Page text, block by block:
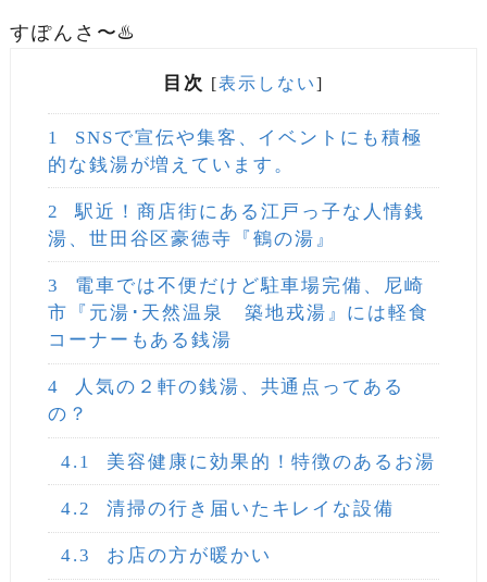
すぽんさ〜♨️
目次 [表示しない]
1
SNSで宣伝や集客、イベントにも積極
的な銭湯が増えています。
2
駅近！商店街にある江戸っ子な人情銭
湯、世田谷区豪徳寺『鶴の湯』
3
電車では不便だけど駐車場完備、尼崎
市『元湯･天然温泉 築地戎湯』には軽食
コーナーもある銭湯
4
人気の２軒の銭湯、共通点ってある
の？
4.1 美容健康に効果的！特徴のあるお湯
4.2 清掃の行き届いたキレイな設備
4.3 お店の方が暖かい